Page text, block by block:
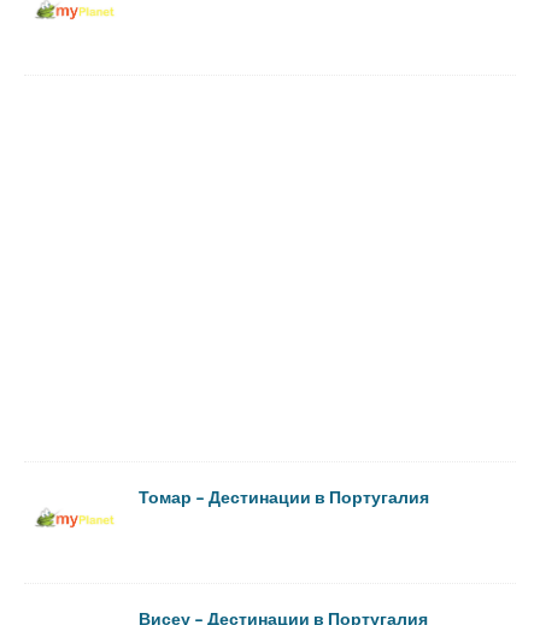
Томар – Дестинации в Португалия
Висеу – Дестинации в Португалия